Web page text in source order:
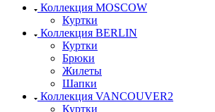
Коллекция MOSCOW
Куртки
Коллекция BERLIN
Куртки
Брюки
Жилеты
Шапки
Коллекция VANCOUVER2
Куртки